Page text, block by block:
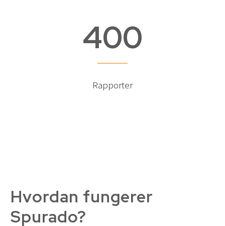
400
Rapporter
Hvordan fungerer
Spurado?